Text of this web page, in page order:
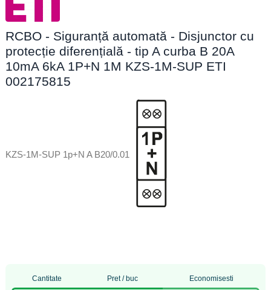
RCBO - Siguranță automată - Disjunctor cu
protecție diferențială - tip A curba B 20A
10mA 6kA 1P+N 1M KZS-1M-SUP ETI
002175815
KZS-1M-SUP 1p+N A B20/0.01
Cantitate Pret / buc Economisesti